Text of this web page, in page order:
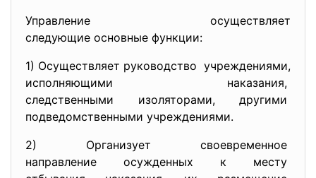
Управление осуществляет
следующие основные функции:
1) Осуществляет руководство учреждениями,
исполняющими наказания,
следственными изоляторами, другими
подведомственными учреждениями.
2) Организует своевременное
направление осужденных к месту